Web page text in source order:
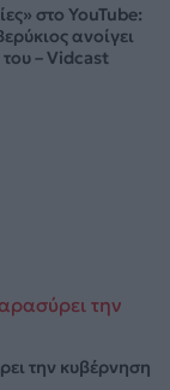
στο YouTube:
ανοίγει
του – Vidcast
την κυβέρνηση